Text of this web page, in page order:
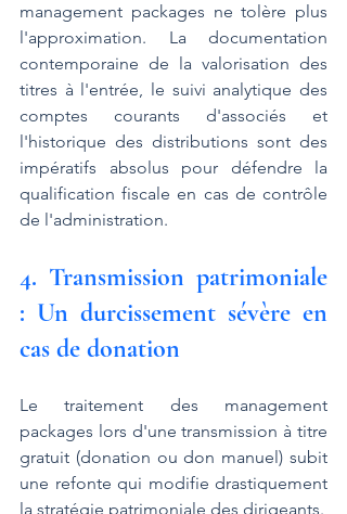
management packages ne tolère plus
l'approximation. La documentation
contemporaine de la valorisation des
titres à l'entrée, le suivi analytique des
comptes courants d'associés et
l'historique des distributions sont des
impératifs absolus pour défendre la
qualification fiscale en cas de contrôle
de l'administration.
4. Transmission patrimoniale
: Un durcissement sévère en
cas de donation
Le traitement des management
packages lors d'une transmission à titre
gratuit (donation ou don manuel) subit
une refonte qui modifie drastiquement
la stratégie patrimoniale des dirigeants.